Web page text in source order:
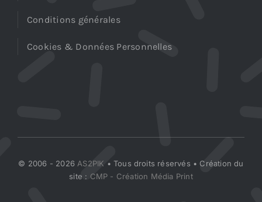
Conditions générales
Cookies & Données Personnelles
© 2006 - 2026 AS2PIK • Tous droits réservés • Création du
site : CMP - Création Média Print